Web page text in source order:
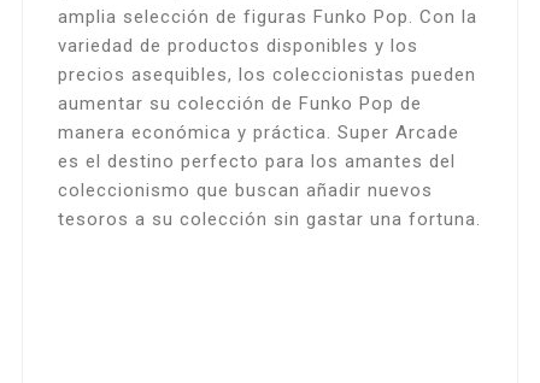
amplia selección de figuras Funko Pop. Con la
variedad de productos disponibles y los
precios asequibles, los coleccionistas pueden
aumentar su colección de Funko Pop de
manera económica y práctica. Super Arcade
es el destino perfecto para los amantes del
coleccionismo que buscan añadir nuevos
tesoros a su colección sin gastar una fortuna.